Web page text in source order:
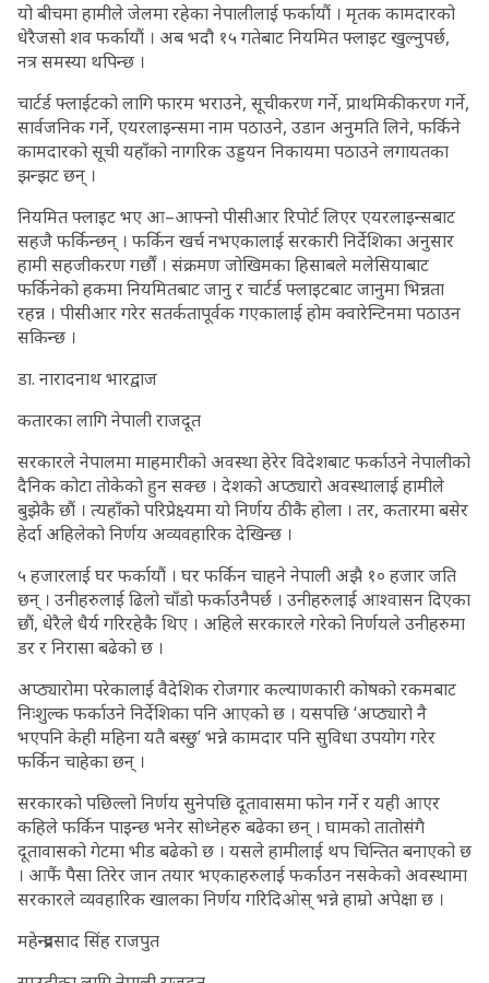
यो बीचमा हामीले जेलमा रहेका नेपालीलाई फर्कायौं । मृतक कामदारको
धेरैजसो शव फर्कायौं । अब भदौ १५ गतेबाट नियमित फ्लाइट खुल्नुपर्छ,
नत्र समस्या थपिन्छ ।
चार्टर्ड फ्लाईटको लागि फारम भराउने, सूचीकरण गर्ने, प्राथमिकीकरण गर्ने,
सार्वजनिक गर्ने, एयरलाइन्समा नाम पठाउने, उडान अनुमति लिने, फर्किने
कामदारको सूची यहाँको नागरिक उड्डयन निकायमा पठाउने लगायतका
झन्झट छन् ।
नियमित फ्लाइट भए आ–आफ्नो पीसीआर रिपोर्ट लिएर एयरलाइन्सबाट
सहजै फर्किन्छन् । फर्किन खर्च नभएकालाई सरकारी निर्देशिका अनुसार
हामी सहजीकरण गर्छौं । संक्रमण जोखिमका हिसाबले मलेसियाबाट
फर्किनेको हकमा नियमितबाट जानु र चार्टर्ड फ्लाइटबाट जानुमा भिन्नता
रहन्न । पीसीआर गरेर सतर्कतापूर्वक गएकालाई होम क्वारेन्टिनमा पठाउन
सकिन्छ ।
डा. नारादनाथ भारद्वाज
कतारका लागि नेपाली राजदूत
सरकारले नेपालमा माहमारीको अवस्था हेरेर विदेशबाट फर्काउने नेपालीको
दैनिक कोटा तोकेको हुन सक्छ । देशको अप्ठ्यारो अवस्थालाई हामीले
बुझेकै छौं । त्यहाँको परिप्रेक्ष्यमा यो निर्णय ठीकै होला । तर, कतारमा बसेर
हेर्दा अहिलेको निर्णय अव्यवहारिक देखिन्छ ।
५ हजारलाई घर फर्कायौं । घर फर्किन चाहने नेपाली अझै १० हजार जति
छन् । उनीहरुलाई ढिलो चाँडो फर्काउनैपर्छ । उनीहरुलाई आश्वासन दिएका
छौं, धेरैले धैर्य गरिरहेकै थिए । अहिले सरकारले गरेको निर्णयले उनीहरुमा
डर र निरासा बढेको छ ।
अप्ठ्यारोमा परेकालाई वैदेशिक रोजगार कल्याणकारी कोषको रकमबाट
निःशुल्क फर्काउने निर्देशिका पनि आएको छ । यसपछि ‘अप्ठ्यारो नै
भएपनि केही महिना यतै बस्छु’ भन्ने कामदार पनि सुविधा उपयोग गरेर
फर्किन चाहेका छन् ।
सरकारको पछिल्लो निर्णय सुनेपछि दूतावासमा फोन गर्ने र यही आएर
कहिले फर्किन पाइन्छ भनेर सोध्नेहरु बढेका छन् । घामको तातोसंगै
दूतावासको गेटमा भीड बढेको छ । यसले हामीलाई थप चिन्तित बनाएको छ
। आफैं पैसा तिरेर जान तयार भएकाहरुलाई फर्काउन नसकेको अवस्थामा
सरकारले व्यवहारिक खालका निर्णय गरिदिओस् भन्ने हाम्रो अपेक्षा छ ।
महेन्द्रप्रसाद सिंह राजपुत